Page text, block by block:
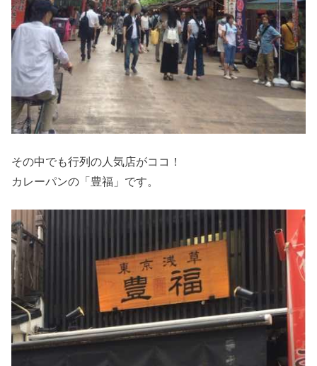
その中でも行列の人気店がココ！
カレーパンの「豊福」です。